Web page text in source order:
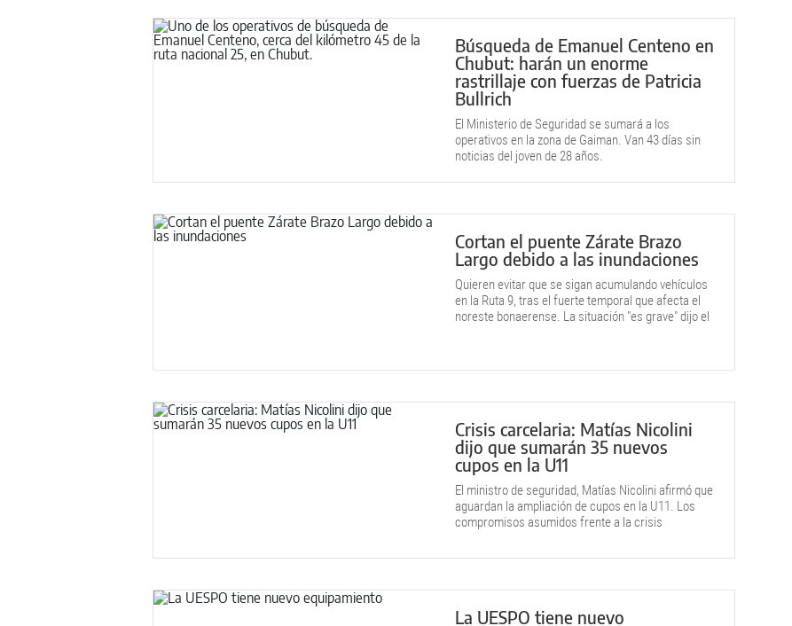
Búsqueda de Emanuel Centeno en
Chubut: harán un enorme
rastrillaje con fuerzas de Patricia
Bullrich
El Ministerio de Seguridad se sumará a los
operativos en la zona de Gaiman. Van 43 días sin
noticias del joven de 28 años.
Cortan el puente Zárate Brazo
Largo debido a las inundaciones
Quieren evitar que se sigan acumulando vehículos
en la Ruta 9, tras el fuerte temporal que afecta el
noreste bonaerense. La situación "es grave" dijo el
Crisis carcelaria: Matías Nicolini
dijo que sumarán 35 nuevos
cupos en la U11
El ministro de seguridad, Matías Nicolini afirmó que
aguardan la ampliación de cupos en la U11. Los
compromisos asumidos frente a la crisis
La UESPO tiene nuevo